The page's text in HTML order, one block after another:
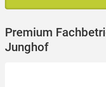
Premium
Junghof